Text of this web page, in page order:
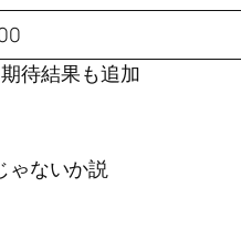
待結果も追加
ゃないか説